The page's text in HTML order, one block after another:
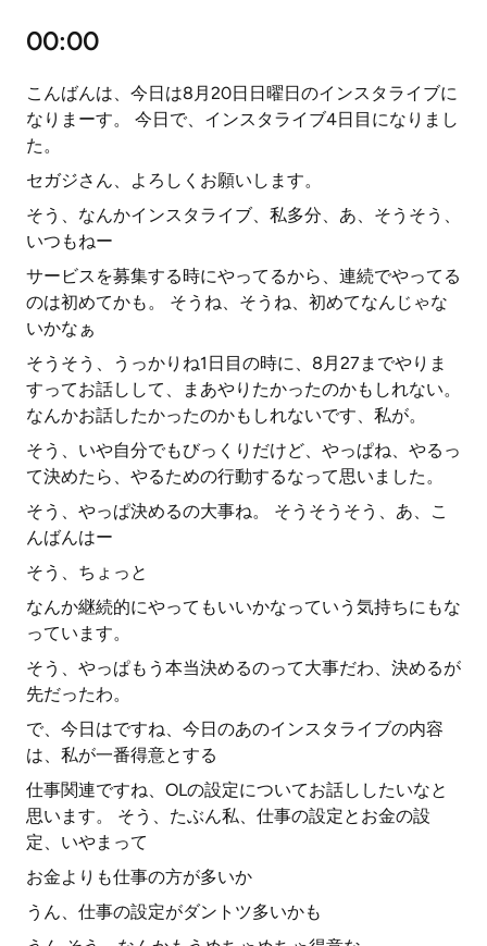
00:00
こんばんは、今日は8月20日日曜日のインスタライブに
なりまーす。 今日で、インスタライブ4日目になりまし
た。
セガジさん、よろしくお願いします。
そう、なんかインスタライブ、私多分、あ、そうそう、
いつもねー
サービスを募集する時にやってるから、連続でやってる
のは初めてかも。 そうね、そうね、初めてなんじゃな
いかなぁ
そうそう、うっかりね1日目の時に、8月27までやりま
すってお話しして、まあやりたかったのかもしれない。
なんかお話したかったのかもしれないです、私が。
そう、いや自分でもびっくりだけど、やっぱね、やるっ
て決めたら、やるための行動するなって思いました。
そう、やっぱ決めるの大事ね。 そうそうそう、あ、こ
んばんはー
そう、ちょっと
なんか継続的にやってもいいかなっていう気持ちにもな
っています。
そう、やっぱもう本当決めるのって大事だわ、決めるが
先だったわ。
で、今日はですね、今日のあのインスタライブの内容
は、私が一番得意とする
仕事関連ですね、OLの設定についてお話ししたいなと
思います。 そう、たぶん私、仕事の設定とお金の設
定、いやまって
お金よりも仕事の方が多いか
うん、仕事の設定がダントツ多いかも